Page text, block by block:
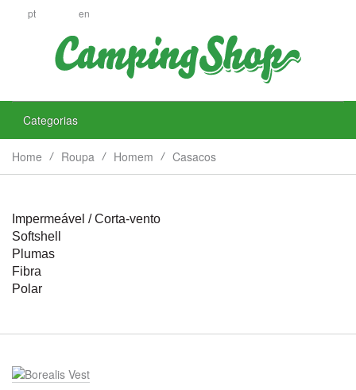
pt en
Categorias
Home Roupa Homem Casacos
Impermeável / Corta-vento
Softshell
Plumas
Fibra
Polar